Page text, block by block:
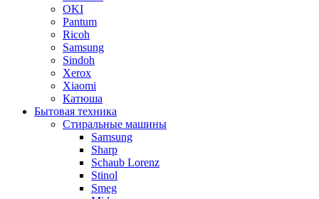
OKI
Pantum
Ricoh
Samsung
Sindoh
Xerox
Xiaomi
Катюша
Бытовая техника
Стиральные машины
Samsung
Sharp
Schaub Lorenz
Stinol
Smeg